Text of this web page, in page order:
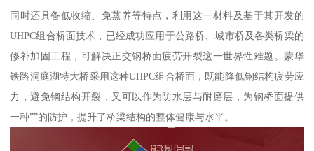
同时还具备低收缩、免蒸养等特点，利用这一材料及基于其开发的
UHPC组合桥面技术，已经成功应用于公路桥、城市桥及各类桥梁的
修补加固工程，可解决正交钢桥面疲劳开裂这一世界性难题。蒙华
铁路洞庭湖特大桥采用这种UHPC组合桥面，既能降低钢结构疲劳应
力，避免钢结构开裂，又可以作为防水层与耐磨层，为钢桥面提供
一种””的防护，提升了桥梁结构的整体健康与水平。